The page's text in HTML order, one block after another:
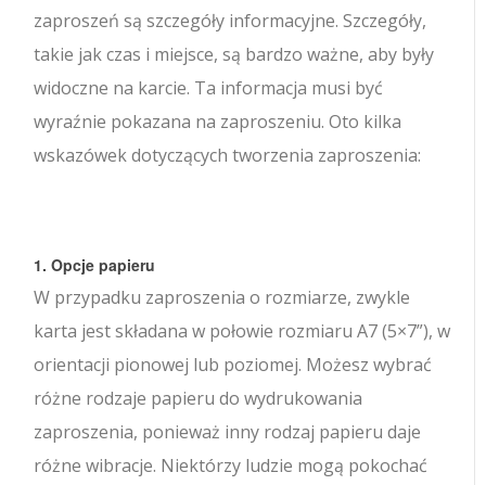
zaproszeń są szczegóły informacyjne. Szczegóły,
takie jak czas i miejsce, są bardzo ważne, aby były
widoczne na karcie. Ta informacja musi być
wyraźnie pokazana na zaproszeniu. Oto kilka
wskazówek dotyczących tworzenia zaproszenia:
1. Opcje papieru
W przypadku zaproszenia o rozmiarze, zwykle
karta jest składana w połowie rozmiaru A7 (5×7”), w
orientacji pionowej lub poziomej. Możesz wybrać
różne rodzaje papieru do wydrukowania
zaproszenia, ponieważ inny rodzaj papieru daje
różne wibracje. Niektórzy ludzie mogą pokochać